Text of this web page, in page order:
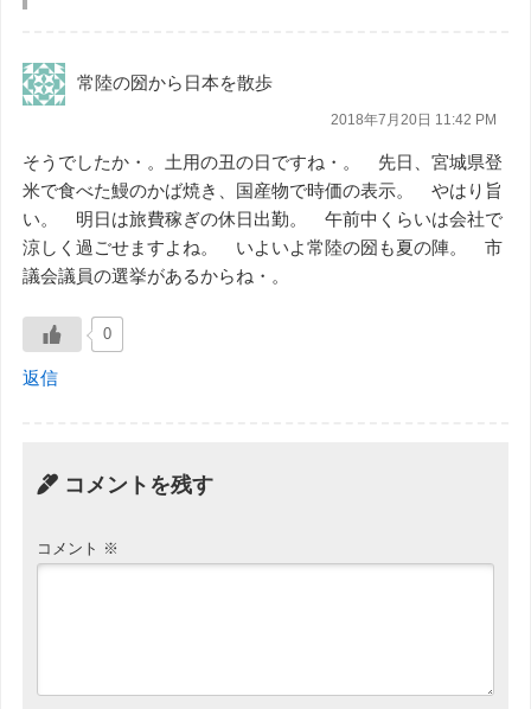
常陸の圀から日本を散歩
2018年7月20日 11:42 PM
そうでしたか・。土用の丑の日ですね・。 先日、宮城県登
米で食べた鰻のかば焼き、国産物で時価の表示。 やはり旨
い。 明日は旅費稼ぎの休日出勤。 午前中くらいは会社で
涼しく過ごせますよね。 いよいよ常陸の圀も夏の陣。 市
議会議員の選挙があるからね・。
0
返信
コメントを残す
コメント ※